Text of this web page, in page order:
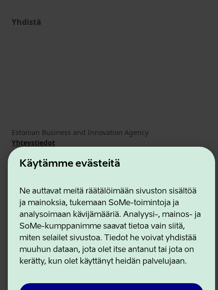
Käytämme evästeitä
Ne auttavat meitä räätälöimään sivuston sisältöä
ja mainoksia, tukemaan SoMe-toimintoja ja
analysoimaan kävijämääriä. Analyysi-, mainos- ja
SoMe-kumppanimme saavat tietoa vain siitä,
miten selailet sivustoa. Tiedot he voivat yhdistää
muuhun dataan, jota olet itse antanut tai jota on
kerätty, kun olet käyttänyt heidän palvelujaan.
Yhdistä
Estonian Business and Innovation Agency
Yhteystiedot
Yhteistyökumppanit
Käyttöehdot